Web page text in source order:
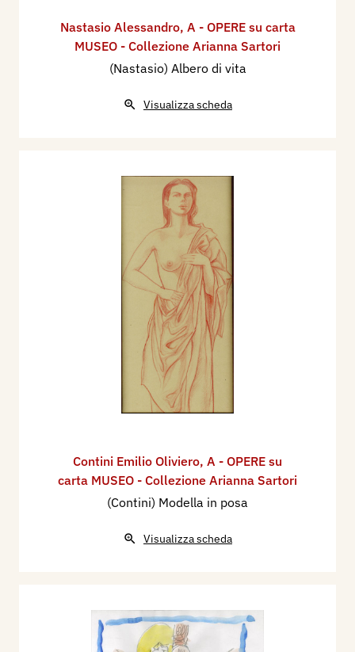
Nastasio Alessandro, A - OPERE su carta
MUSEO - Collezione Arianna Sartori
(Nastasio) Albero di vita
Visualizza scheda
Contini Emilio Oliviero, A - OPERE su
carta MUSEO - Collezione Arianna Sartori
(Contini) Modella in posa
Visualizza scheda